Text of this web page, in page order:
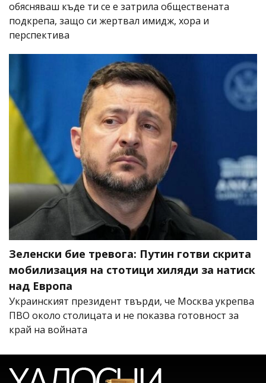
обясняваш къде ти се е затрила обществената
подкрепа, защо си жертвал имидж, хора и
перспектива
Зеленски бие тревога: Путин готви скрита
мобилизация на стотици хиляди за натиск
над Европа
Украинският президент твърди, че Москва укрепва
ПВО около столицата и не показва готовност за
край на войната